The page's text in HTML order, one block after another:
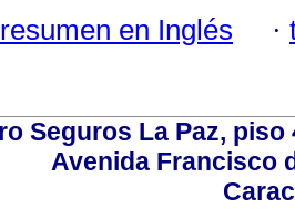
resumen en Inglés ·
Seguros La Paz,
Avenida Francisco